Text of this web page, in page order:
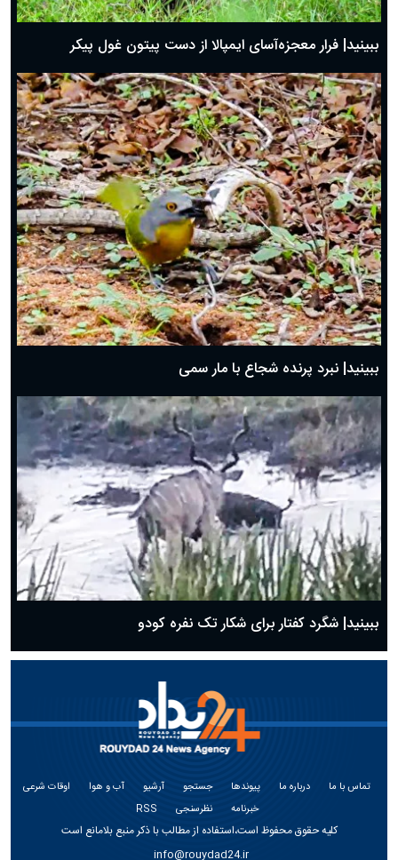
ببینید| فرار معجزه‌آسای ایمپالا از دست پیتون غول پیکر
ببینید| نبرد پرنده شجاع با مار سمی
ببینید| شگرد کفتار برای شکار تک نفره کودو
تماس با ما درباره ما پیوندها جستجو آرشیو آب و هوا
اوقات شرعی
خبرنامه
نظرسنجی RSS
کلیه حقوق محفوظ است،استفاده از مطالب با ذکر منبع بلامانع است
info@rouydad24.ir